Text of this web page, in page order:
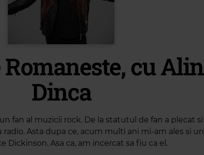
Romaneste, cu Alin
Dinca
fan al muzicii rock. De la statutul de fan a plecat si
Asta dupa ce, acum multi ani mi-am ales si un
Dickinson. Asa ca, am incercat sa fiu ca el.